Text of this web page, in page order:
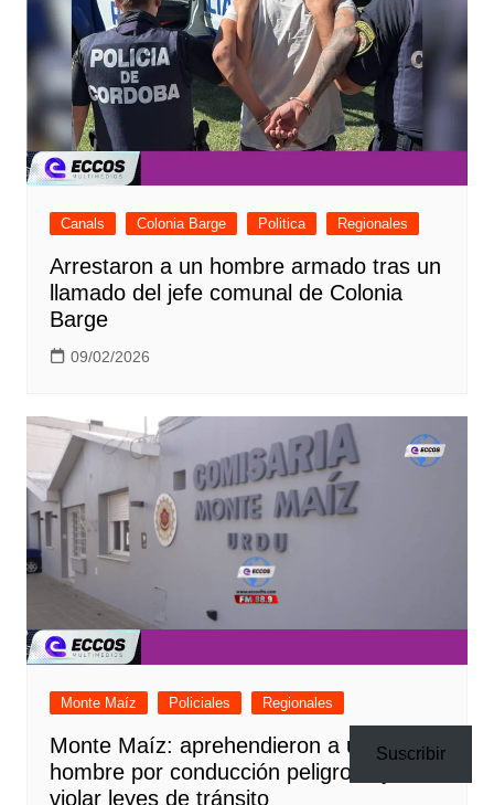
Canals Colonia Barge Politica Regionales
Arrestaron a un hombre armado tras un
llamado del jefe comunal de Colonia
Barge
09/02/2026
Monte Maíz Policiales Regionales
Monte Maíz: aprehendieron a un
hombre por conducción peligrosa y
violar leyes de tránsito
Suscribir